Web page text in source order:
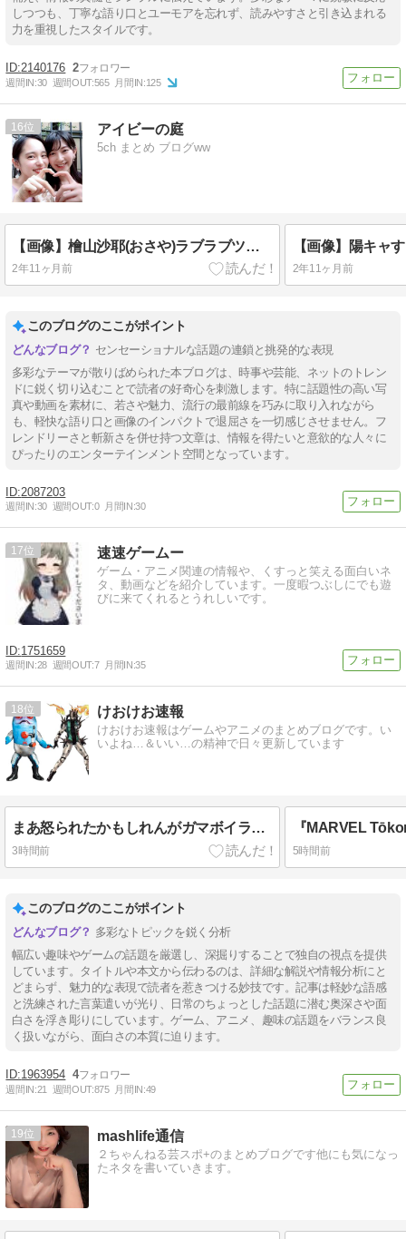
しつつも、丁寧な語り口とユーモアを忘れず、読みやすさと引き込まれる
力を重視したスタイルです。
2140176 2
週間IN:30 週間OUT:565 月間IN:125
16 アイビーの庭
5ch まとめ ブログww
【画像】檜山沙耶(おさや)ラブラブツーショット写真公開で大荒れ
2年11ヶ月前 2年11ヶ月前
このブログのここがポイント
センセーショナルな話題の連鎖と挑発的な表現
多彩なテーマが散りばめられた本ブログは、時事や芸能、ネットのトレン
ドに鋭く切り込むことで読者の好奇心を刺激します。特に話題性の高い写
真や動画を素材に、若さや魅力、流行の最前線を巧みに取り入れながら
も、軽快な語り口と画像のインパクトで退屈さを一切感じさせません。フ
レンドリーさと斬新さを併せ持つ文章は、情報を得たいと意欲的な人々に
ぴったりのエンターテインメント空間となっています。
2087203
週間IN:30 週間OUT:0 月間IN:30
17 速速ゲームー
ゲーム・アニメ関連の情報や、くすっと笑える面白いネ
タ、動画などを紹介しています。一度暇つぶしにでも遊
びに来てくれるとうれしいです。
1751659
週間IN:28 週間OUT:7 月間IN:35
18 けおけお速報
けおけお速報はゲームやアニメのまとめブログです。い
いよね…＆いい…の精神で日々更新しています
まあ怒られたかもしれんがガマボイラーの件ではないだろう多分
3時間前 5時間前
このブログのここがポイント
多彩なトピックを鋭く分析
幅広い趣味やゲームの話題を厳選し、深掘りすることで独自の視点を提供
しています。タイトルや本文から伝わるのは、詳細な解説や情報分析にと
どまらず、魅力的な表現で読者を惹きつける妙技です。記事は軽妙な語感
と洗練された言葉遣いが光り、日常のちょっとした話題に潜む奥深さや面
白さを浮き彫りにしています。ゲーム、アニメ、趣味の話題をバランス良
く扱いながら、面白さの本質に迫ります。
1963954 4
週間IN:21 週間OUT:875 月間IN:49
19 mashlife通信
２ちゃんねる芸スポ+のまとめブログです他にも気になっ
たネタを書いていきます。